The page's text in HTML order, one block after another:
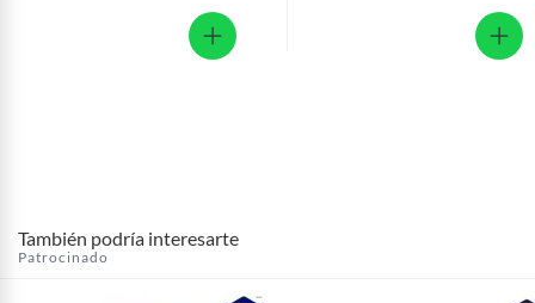
También podría interesarte
Patrocinado